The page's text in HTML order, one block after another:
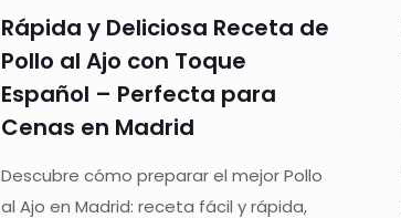
Rápida y Deliciosa Receta de
Pollo al Ajo con Toque
Español – Perfecta para
Cenas en Madrid
Descubre cómo preparar el mejor Pollo
al Ajo en Madrid: receta fácil y rápida,